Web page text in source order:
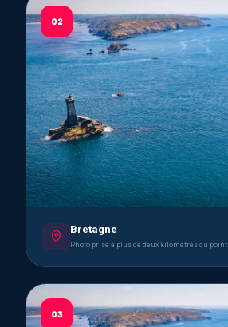
02
Bretagne
Photo prise à plus de deux kilomètres du point
03